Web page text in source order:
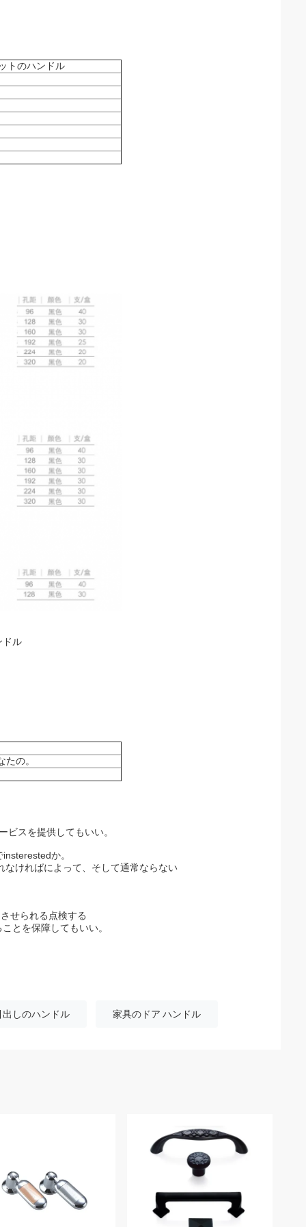
トのハンドル
ドル
の。
ビスを提供してもいい。
か。
ければによって、そして通常ならない
せられる点検する
とを保障してもいい。
出しのハンドル 家具のドア ハンドル